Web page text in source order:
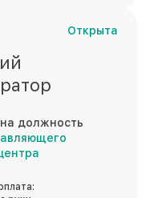
Открыта
должность